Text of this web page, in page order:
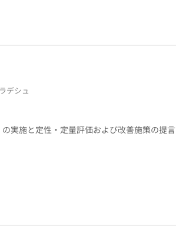
デシュ
実施と定性・定量評価および改善施策の提言